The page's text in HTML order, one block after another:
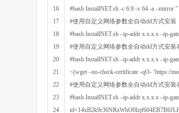
16
17
18
19
20
21
22
23
24
#bash InstallNET.sh -c 6.9 -v 64 -a –mirror ”
#使用自定义网络参数全自动dd方式安装
#bash InstallNET.sh –ip-addr x.x.x.x –ip-
#使用自定义网络参数全自动dd方式安
#bash InstallNET.sh –ip-addr x.x.x.x –ip-
<(wget –no-check-certificate -qO- ‘https://
#使用自定义网络参数全自动dd方式安
#bash InstallNET.sh –ip-addr x.x.x.x –ip-